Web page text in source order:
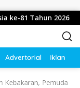
Tahun 2026
Advertorial Iklan
Kebakaran, Pemuda